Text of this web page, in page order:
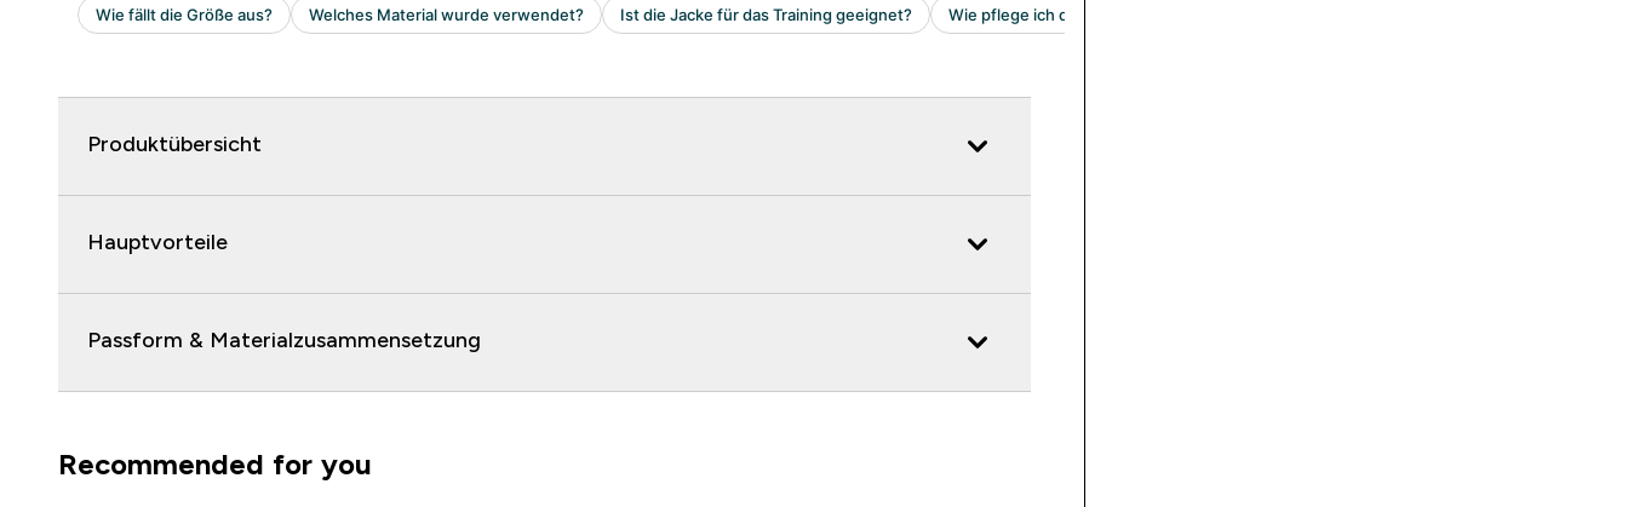
Produktübersicht
Hauptvorteile
Passform & Materialzusammensetzung
Recommended for you